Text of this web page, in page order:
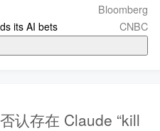
Bloomberg
its AI bets CNBC
认存在 Claude “kill